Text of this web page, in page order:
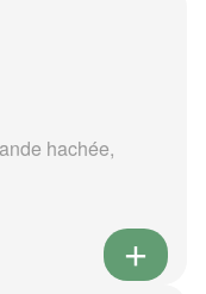
hachée,